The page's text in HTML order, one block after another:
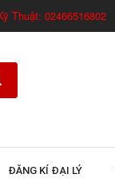
Thuật: 02466516802
ĐĂNG KÍ ĐẠI LÝ